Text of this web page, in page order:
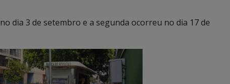
dia 3 de setembro e a segunda ocorreu no dia 17 de